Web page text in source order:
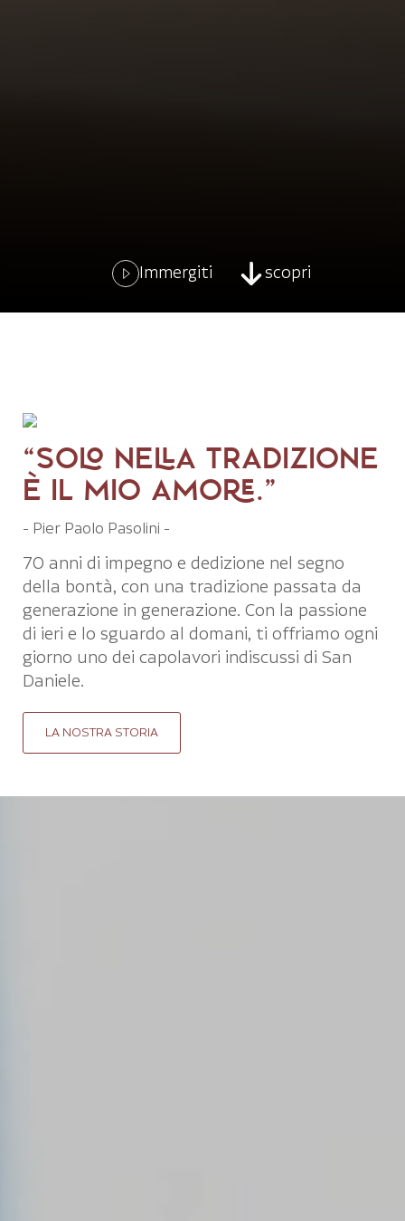
Immergiti scopri
“SOLO NELLA TRADIZIONE
È IL MIO AMORE.”
- Pier Paolo Pasolini -
70 anni di impegno e dedizione nel segno
della bontà, con una tradizione passata da
generazione in generazione. Con la passione
di ieri e lo sguardo al domani, ti offriamo ogni
giorno uno dei capolavori indiscussi di San
Daniele.
LA NOSTRA STORIA